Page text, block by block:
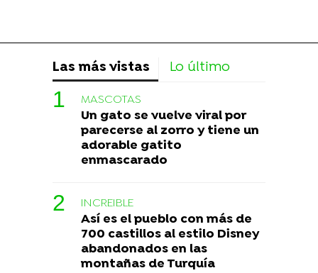
Las más vistas Lo último
MASCOTAS
Un gato se vuelve viral por
parecerse al zorro y tiene un
adorable gatito
enmascarado
INCREIBLE
Así es el pueblo con más de
700 castillos al estilo Disney
abandonados en las
montañas de Turquía